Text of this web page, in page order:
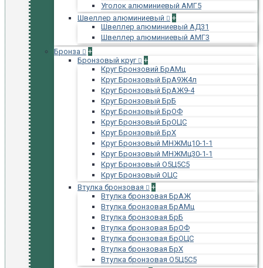
Уголок алюминиевый АМГ5
Швеллер алюминиевый
+
Швеллер алюминиевый АД31
Швеллер алюминиевый АМГ3
Бронза
+
Бронзовый круг
+
Круг Бронзовий БрАМц
Круг Бронзовый БрА9Ж4л
Круг Бронзовый БрАЖ9-4
Круг Бронзовый БрБ
Круг Бронзовый БрОФ
Круг Бронзовый БрОЦС
Круг Бронзовый БрХ
Круг Бронзовый МНЖМц10-1-1
Круг Бронзовый МНЖМц30-1-1
Круг Бронзовый О5Ц5С5
Круг Бронзовый ОЦС
Втулка бронзовая
+
Втулка бронзовая БрАЖ
Втулка бронзовая БрАМц
Втулка бронзовая БрБ
Втулка бронзовая БрОФ
Втулка бронзовая БрОЦС
Втулка бронзовая БрХ
Втулка бронзовая О5Ц5С5